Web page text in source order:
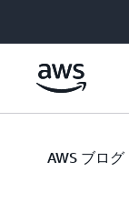
AWS ブログ